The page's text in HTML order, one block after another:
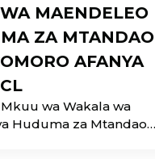
MAENDELEO
ZA MTANDAO
AFANYA
wa Wakala wa
Huduma za Mtandao